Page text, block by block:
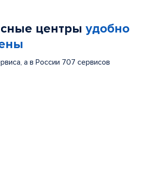
центры удобно
а в России 707 сервисов